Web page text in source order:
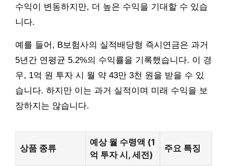
수익이 변동하지만, 더 높은 수익을 기대할 수 있습
니다.
예를 들어, B보험사의 실적배당형 즉시연금은 과거
5년간 연평균 5.2%의 수익률을 기록했습니다. 이 경
우, 1억 원 투자 시 월 약 43만 3천 원을 받을 수 있
습니다. 하지만 이는 과거 실적이며 미래 수익을 보
장하지는 않습니다.
상품 종류
예상 월 수령액 (1
억 투자 시, 세전)
주요 특징